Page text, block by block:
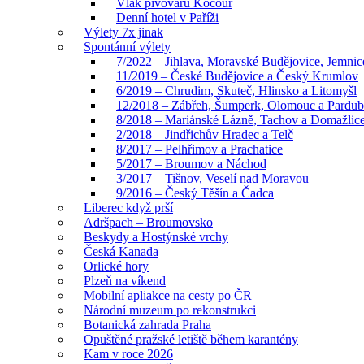
Vlak pivovaru Kocour
Denní hotel v Paříži
Výlety 7x jinak
Spontánní výlety
7/2022 – Jihlava, Moravské Budějovice,
11/2019 – České Budějovice a Český Krumlov
6/2019 – Chrudim, Skuteč, Hlinsko a Litomyšl
12/2018 – Zábřeh, Šumperk, Olomouc a
8/2018 – Mariánské Lázně, Tachov a
2/2018 – Jindřichův Hradec a Telč
8/2017 – Pelhřimov a Prachatice
5/2017 – Broumov a Náchod
3/2017 – Tišnov, Veselí nad Moravou
9/2016 – Český Těšín a Čadca
Liberec když prší
Adršpach – Broumovsko
Beskydy a Hostýnské vrchy
Česká Kanada
Orlické hory
Plzeň na víkend
Mobilní apliakce na cesty po ČR
Národní muzeum po rekonstrukci
Botanická zahrada Praha
Opuštěné pražské letiště během karantény
Kam v roce 2026